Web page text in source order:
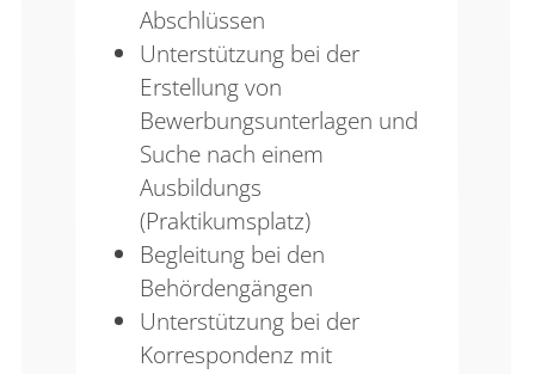
Abschlüssen
Unterstützung bei der
Erstellung von
Bewerbungsunterlagen und
Suche nach einem
Ausbildungs
(Praktikumsplatz)
Begleitung bei den
Behördengängen
Unterstützung bei der
Korrespondenz mit